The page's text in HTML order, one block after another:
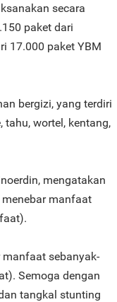
secara
paket dari
17.000 paket YBM
bergizi, yang terdiri
tahu, wortel, kentang,
mengatakan
manfaat
manfaat sebanyak-
Semoga dengan
tangkal stunting